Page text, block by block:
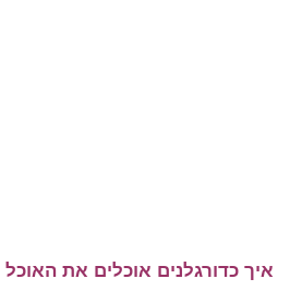
איך כדורגלנים אוכלים את